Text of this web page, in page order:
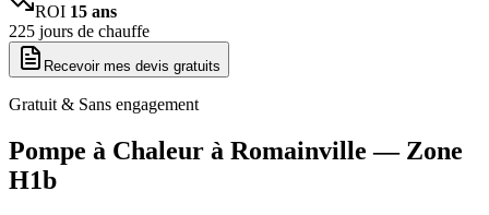
ROI 15 ans
225 jours de chauffe
Recevoir mes devis gratuits
Gratuit & Sans engagement
Pompe à Chaleur à Romainville — Zone
H1b